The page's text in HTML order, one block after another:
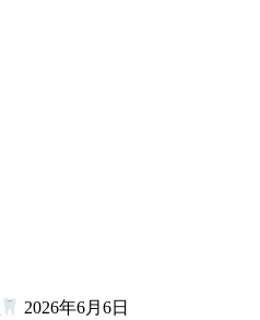
2026年6月6日